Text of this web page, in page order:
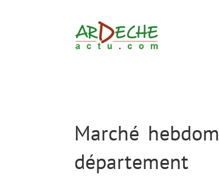
Marché
département